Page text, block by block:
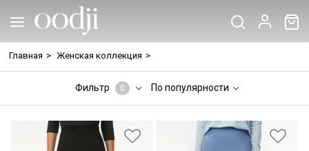
Главная > Женская коллекция >
Фильтр 0 По популярности